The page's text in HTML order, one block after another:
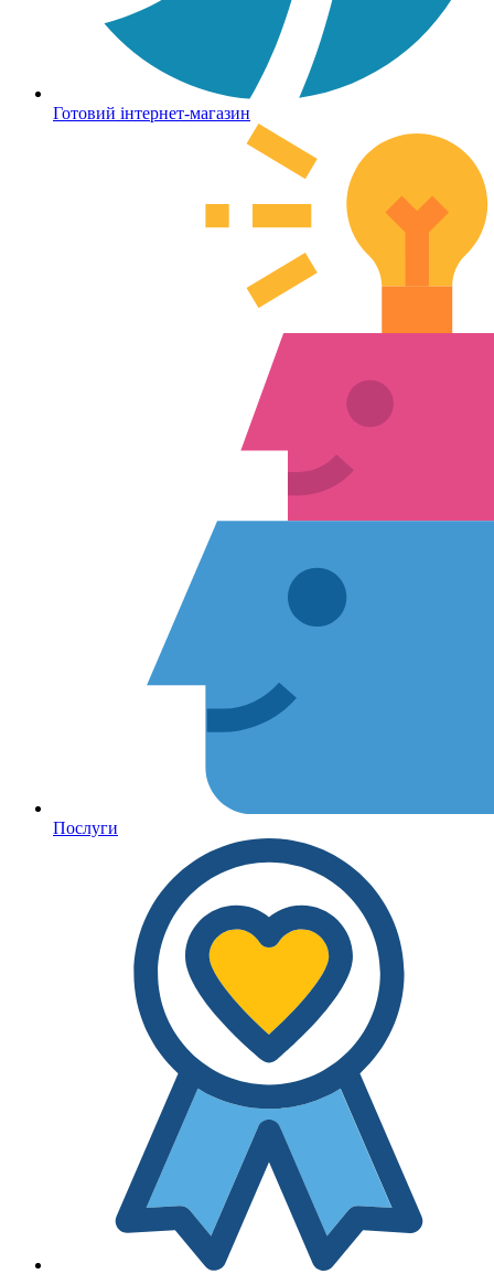
Готовий інтернет-магазин
Послуги